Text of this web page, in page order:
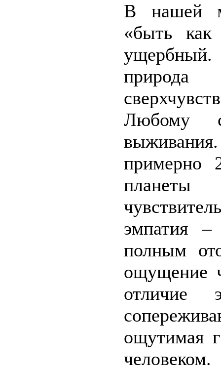
В нашей
«быть
Любому
примерно
эмпатия –
полным
ощущение
отличие
ощутимая
человеком.